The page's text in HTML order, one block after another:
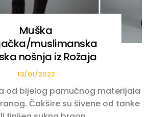
Muška
muslimanska
nošnja iz Rožaja
13/01/2022
od bijelog pamučnog materijala
Čakšire su šivene od tanke